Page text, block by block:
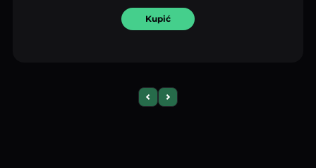
Kupić
Previous slide
Next slide